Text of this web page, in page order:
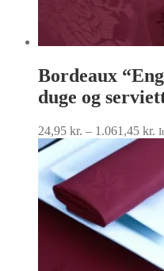
Bordeaux
duge og
24,95 kr. – 1.061,45 kr.